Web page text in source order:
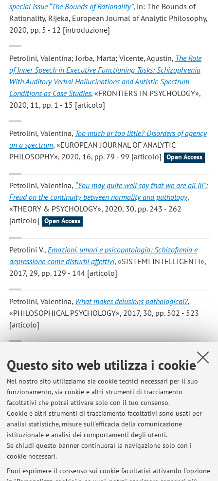
Questo sito web utilizza i cookie
Nel nostro sito utilizziamo sia cookie tecnici necessari per il suo
funzionamento, sia cookie e altri strumenti di tracciamento
facoltativi che potrai attivare solo con il tuo consenso.
Cookie e altri strumenti di tracciamento facoltativi sono usati per
analisi statistiche, misure sull'efficacia della comunicazione
istituzionale e analisi dei comportamenti degli utenti.
Se chiudi questo banner continuerai la navigazione solo con i
cookie necessari.
Puoi esprimere il consenso sui cookie facoltativi attivando l'opzione
special issue “The Bounds of Rationality”, in: The Bounds of
Rationality, Rijeka, European Journal of Analytic Philosophy,
2020, pp. 5 - 12 [introduzione]
Petrolini, Valentina; Jorba, Marta; Vicente, Agustín, The Role
of Inner Speech in Executive Functioning Tasks: Schizophrenia
With Auditory Verbal Hallucinations and Autistic Spectrum
Conditions as Case Studies, «FRONTIERS IN PSYCHOLOGY»,
2020, 11, pp. 1 - 15 [articolo]
Petrolini, Valentina, Too much or too little? Disorders of agency
on a spectrum, «EUROPEAN JOURNAL OF ANALYTIC
PHILOSOPHY», 2020, 16, pp. 79 - 99 [articolo]
Open Access
Petrolini, Valentina, “You may quite well say that we are all ill”:
Freud on the continuity between normality and pathology,
«THEORY & PSYCHOLOGY», 2020, 30, pp. 243 - 262
[articolo]
Open Access
Petrolini V., Emozioni, umori e psicopatologia: Schizofrenia e
depressione come disturbi affettivi, «SISTEMI INTELLIGENTI»,
2017, 29, pp. 129 - 144 [articolo]
Petrolini, Valentina, What makes delusions pathological?,
«PHILOSOPHICAL PSYCHOLOGY», 2017, 30, pp. 502 - 523
[articolo]
When emotion and cognition do (not) work
together: Delusions as emotional and executive dysfunctions,
«BEHAVIORAL AND BRAIN SCIENCES», 2015, 38, pp. 35 - 37
[articolo]
1 2